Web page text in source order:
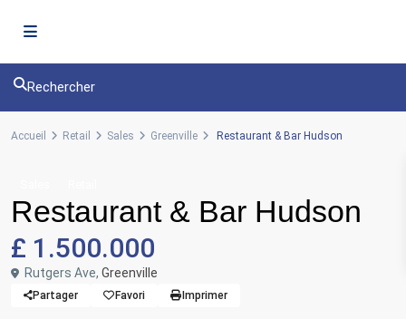
Rechercher
Accueil Retail Sales Greenville Restaurant & Bar Hudson
Restaurant & Bar Hudson
£ 1.500.000
Rutgers Ave, Greenville
Partager Favori Imprimer